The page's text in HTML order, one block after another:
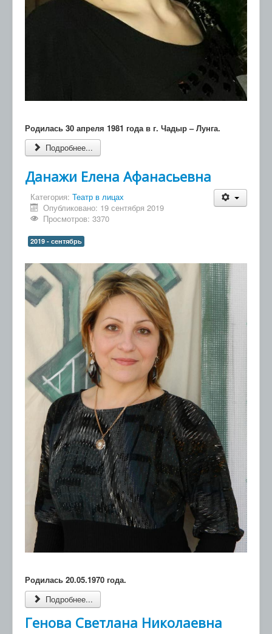
Родилась 30 апреля 1981 года в г. Чадыр – Лунга.
Подробнее...
Данажи Елена Афанасьевна
Категория: Театр в лицах
Опубликовано: 19 сентября 2019
Просмотров: 3370
2019 - сентябрь
Родилась 20.05.1970 года.
Подробнее...
Генова Светлана Николаевна